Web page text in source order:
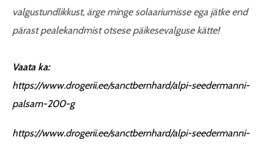
valgustundlikkust, ärge minge solaariumisse ega jätke end
pärast pealekandmist otsese päikesevalguse kätte!
Vaata ka:
https://www.drogerii.ee/sanctbernhard/alpi-seedermanni-
palsam-200-g
https://www.drogerii.ee/sanctbernhard/alpi-seedermanni-